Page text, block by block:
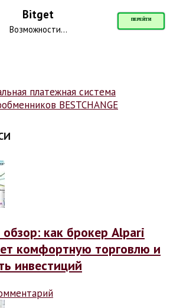
Bitget ПЕРЕЙТИ
Возможности...
как брокер Alpari
комфортную торговлю и
инвестиций